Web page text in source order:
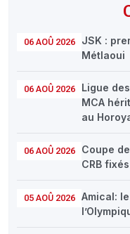
06 AOÛ 2026
JSK :
Métlaoui
06 AOÛ 2026
Ligue
MCA
au
06 AOÛ 2026
Coupe
CRB
05 AOÛ 2026
Amical: